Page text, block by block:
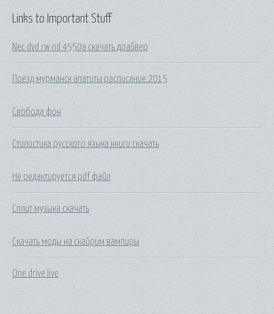
Links to Important Stuff
Nec dvd rw nd 4550a скачать драйвер
Поезд мурманск апатиты расписание 2015
Свобода фон
Стилистика русского языка книги скачать
Не редактируется pdf файл
Сплит музыка скачать
Скачать моды на скайрим вампиры
One drive live